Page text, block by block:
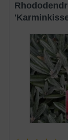
Rhododendron yakushimanum